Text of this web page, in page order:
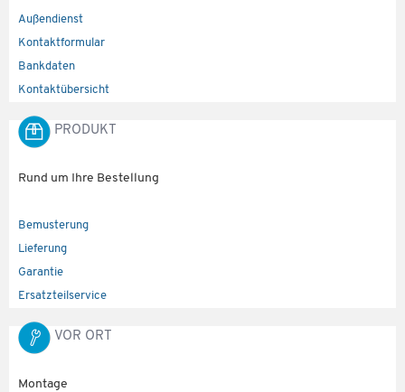
Außendienst
Kontaktformular
Bankdaten
Kontaktübersicht
PRODUKT
Rund um Ihre Bestellung
Bemusterung
Lieferung
Garantie
Ersatzteilservice
VOR ORT
Montage